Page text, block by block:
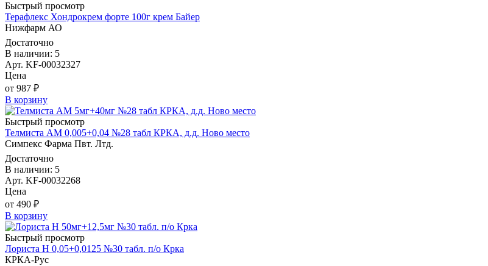
Быстрый просмотр
Терафлекс Хондрокрем форте 100г крем Байер
Нижфарм АО
Достаточно
В наличии: 5
Арт. KF-00032327
Цена
от 987 ₽
В корзину
Быстрый просмотр
Телмиста АМ 0,005+0,04 №28 табл КРКА, д.д. Ново место
Симпекс Фарма Пвт. Лтд.
Достаточно
В наличии: 5
Арт. KF-00032268
Цена
от 490 ₽
В корзину
Быстрый просмотр
Лориста Н 0,05+0,0125 №30 табл. п/о Крка
КРКА-Рус